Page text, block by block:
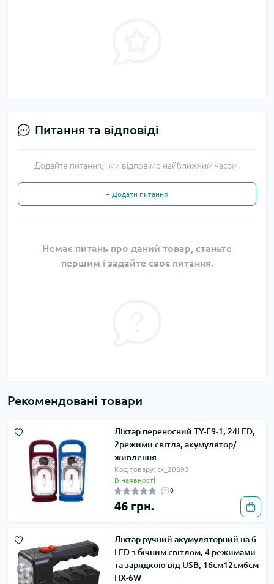
Питання та відповіді
Додайте питання, і ми відповімо найближчим часом.
+ Додати питання
Немає питань про даний товар, станьте
першим і задайте своє питання.
Рекомендовані товари
Ліхтар переносний TY-F9-1, 24LED,
2режими світла, акумулятор/
живлення
Код товару: tx_20893
В наявності
0
46 грн.
Ліхтар ручний акумуляторний на 6
LED з бічним світлом, 4 режимами
та зарядкою від USB, 16см12см6см
HX-6W